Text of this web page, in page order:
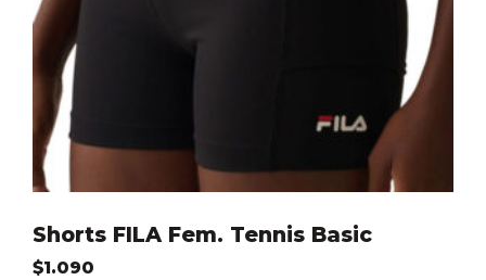
Shorts FILA Fem. Tennis Basic
$1.090